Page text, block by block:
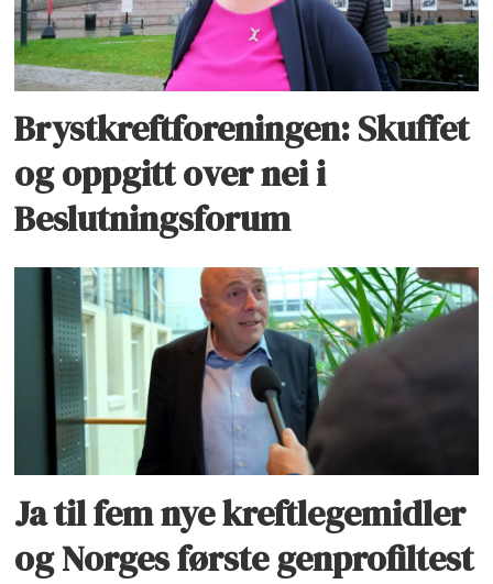
Brystkreftforeningen: Skuffet
og oppgitt over nei i
Beslutningsforum
Ja til fem nye kreftlegemidler
og Norges første genprofiltest